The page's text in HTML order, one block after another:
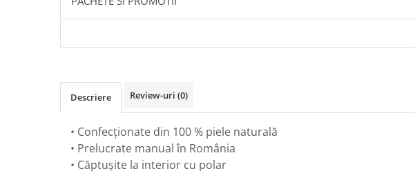
Descriere Review-uri (0)
• Confecționate din 100 % piele naturală
• Prelucrate manual în România
• Căptușite la interior cu polar